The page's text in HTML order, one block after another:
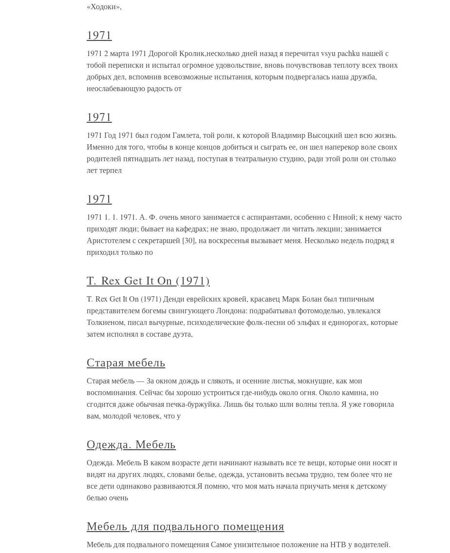
«Ходоки»,
1971
1971 2 марта 1971 Дорогой Кролик,несколько дней назад я перечитал vsyu pachku нашей с
тобой переписки и испытал огромное удовольствие, вновь почувствовав теплоту всех твоих
добрых дел, вспомнив всевозможные испытания, которым подвергалась наша дружба,
неослабевающую радость от
1971
1971 Год 1971 был годом Гамлета, той роли, к которой Владимир Высоцкий шел всю жизнь.
Именно для того, чтобы в конце концов добиться и сыграть ее, он шел наперекор воле своих
родителей пятнадцать лет назад, поступая в театральную студию, ради этой роли он столько
лет терпел
1971
1971 1. 1. 1971. А. Ф. очень много занимается с аспирантами, особенно с Ниной; к нему часто
приходят люди; бывает на кафедрах; не знаю, продолжает ли читать лекции; занимается
Аристотелем с секретаршей [30], на воскресенья вызывает меня. Несколько недель подряд я
приходил только по
T. Rex Get It On (1971)
T. Rex Get It On (1971) Денди еврейских кровей, красавец Марк Болан был типичным
представителем богемы свингующего Лондона: подрабатывал фотомоделью, увлекался
Толкиеном, писал вычурные, психоделические фолк-песни об эльфах и единорогах, которые
затем исполнял в составе дуэта,
Старая мебель
Старая мебель — За окном дождь и слякоть, и осенние листья, мокнущие, как мои
воспоминания. Сейчас бы хорошо устроиться где-нибудь около огня. Около камина, но
сгодится даже обычная печка-буржуйка. Лишь бы только шли волны тепла. Я уже говорила
вам, молодой человек, что у
Одежда. Мебель
Одежда. Мебель В каком возрасте дети начинают называть все те вещи, которые они носят и
видят на других людях, словами белье, одежда, установить весьма трудно, тем более что не
все дети одинаково развиваются.Я помню, что моя мать начала приучать меня к детскому
белью очень
Мебель для подвального помещения
Мебель для подвального помещения Самое унизительное положение на НТВ у водителей.